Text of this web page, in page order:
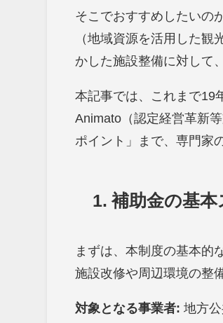
そこでおすすめしたいの
（地域資源を活用した
かした施設整備に対して
本記事では、これまで19
Animato（認定経営革新
ポイント」まで、専門家
1. 補助金の基
まずは、本制度の基本的
施設改修や周辺環境の整
対象となる事業者: 地方